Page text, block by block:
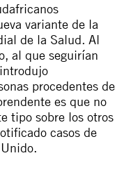
variante de la
de la Salud. Al
al que seguirían
procedentes de
es que no
tipo sobre los otros
casos de